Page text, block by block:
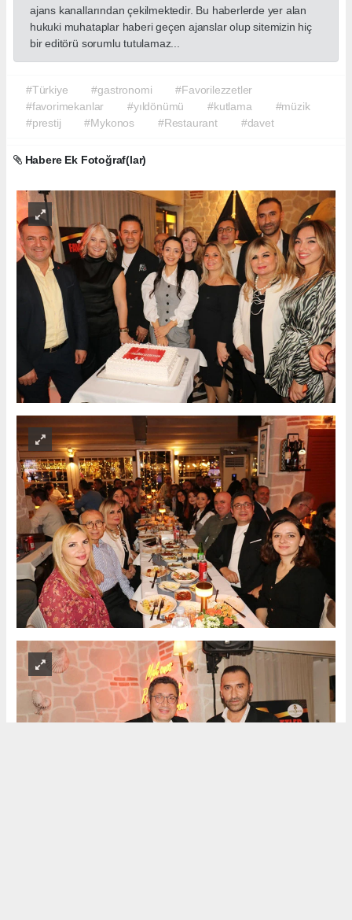
ajans kanallarından çekilmektedir. Bu haberlerde yer alan
hukuki muhataplar haberi geçen ajanslar olup sitemizin hiç
bir editörü sorumlu tutulamaz...
#Türkiye #gastronomi
#Favorilezzetler
#favorimekanlar
#yıldönümü #kutlama
#müzik
#prestij
#Mykonos #Restaurant #davet
Habere Ek Fotoğraf(lar)